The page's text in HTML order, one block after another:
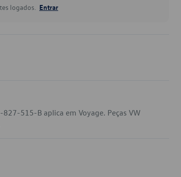
logados. Entrar
515-B aplica em Voyage. Peças VW